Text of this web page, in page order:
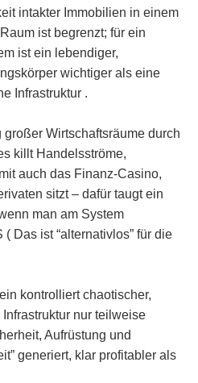
intakter Immobilien in einem
ist begrenzt; für ein
ist ein lebendiger,
wichtiger als eine
Infrastruktur .
Wirtschaftsräume durch
killt Handelsströme,
auch das Finanz-Casino,
sitzt – dafür taugt ein
man am System
Das ist “alternativlos” für die
kontrolliert chaotischer,
nur teilweise
Aufrüstung und
generiert, klar profitabler als